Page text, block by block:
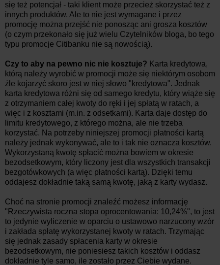
się też potencjał - taki klient może przecież skorzystać też z
innych produktów. Ale to nie jest wymagane i przez
promocję można przejść nie ponosząc ani grosza kosztów
(o czym przekonało się już wielu Czytelników bloga, bo tego
typu promocje Citibanku nie są nowością).
Czy to aby na pewno nic nie kosztuje? Karta kredytowa,
którą należy wyrobić w promocji może się niektórym osobom
źle kojarzyć skoro jest w niej słowo "kredytowa". Jednak
karta kredytowa różni się od samego kredytu, który wiąże się
z otrzymaniem całej kwoty do ręki i jej spłatą w ratach, a
więc i z kosztami (m.in. z odsetkami). Karta daje dostęp do
limitu kredytowego, z którego można, ale nie trzeba
korzystać. Na potrzeby niniejszej promocji płatności kartą
należy jednak wykonywać, ale to i tak nie oznacza kosztów.
Wykorzystaną kwotę spłacić można bowiem w okresie
bezodsetkowym, który liczony jest dla wszystkich transakcji
bezgotówkowych (a więc płatności kartą). Dzięki temu
oddajesz dokładnie taką samą kwotę, jaką z karty wydasz.
Choć na stronie promocji znaleźć możesz informację
"Rzeczywista roczna stopa oprocentowania: 10,24%", to jest
to jedynie wyliczenie w oparciu o ustawowo narzucony wzór
i zakłada spłatę wykorzystanej kwoty w ratach. Trzymając
się jednak zasady spłacenia karty w okresie
bezodsetkowym, nie poniesiesz takich kosztów i oddasz
dokładnie tyle samo, ile zostało przez Ciebie wydane.